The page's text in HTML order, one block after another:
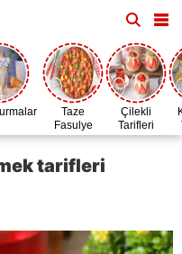
Taze
Fasulye
Zamanı
Çilekli
Tarifleri
tarifleri